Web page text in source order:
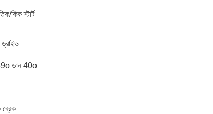
কিক স্টার্ট
ডান 40o
ব্রেক